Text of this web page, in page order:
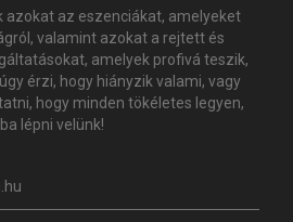
azokat az eszenciákat, amelyeket
valamint azokat a rejtett és
amelyek profivá teszik,
érzi, hogy hiányzik valami, vagy
hogy minden tökéletes legyen,
lépni velünk!